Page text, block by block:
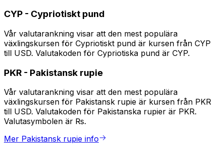
CYP - Cypriotiskt pund
Vår valutarankning visar att den mest populära
växlingskursen för Cypriotiskt pund är kursen från CYP
till USD. Valutakoden för Cypriotiska pund är CYP.
PKR - Pakistansk rupie
Vår valutarankning visar att den mest populära
växlingskursen för Pakistansk rupie är kursen från PKR
till USD. Valutakoden för Pakistanska rupier är PKR.
Valutasymbolen är ₨.
Mer Pakistansk rupie info